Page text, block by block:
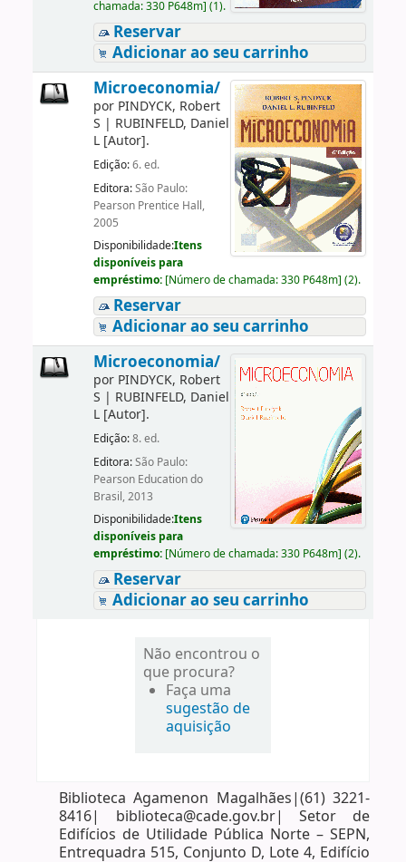
chamada:330 P648m] (1).
Reservar
Adicionar ao seu carrinho
Microeconomia/
por PINDYCK, Robert
S | RUBINFELD, Daniel
L[Autor].
Edição:6. ed.
Editora:São Paulo:
Pearson Prentice Hall,
2005
Disponibilidade:Itens
disponíveis para
empréstimo: [Número de chamada:330 P648m] (2).
Reservar
Adicionar ao seu carrinho
Microeconomia/
por PINDYCK, Robert
S | RUBINFELD, Daniel
L[Autor].
Edição:8. ed.
Editora:São Paulo:
Pearson Education do
Brasil, 2013
Disponibilidade:Itens
disponíveis para
empréstimo: [Número de chamada:330 P648m] (2).
Reservar
Adicionar ao seu carrinho
Não encontrou o
que procura?
Faça uma
sugestão de
aquisição
Biblioteca Agamenon Magalhães|(61) 3221-
8416| biblioteca@cade.gov.br| Setor de
Edifícios de Utilidade Pública Norte – SEPN,
Entrequadra 515, Conjunto D, Lote 4, Edifício